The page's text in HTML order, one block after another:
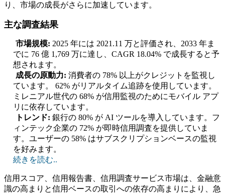
り、市場の成長がさらに加速しています。
主な調査結果
市場規模: 2025 年には 2021.11 万と評価され、2033 年ま
でに 76 億 1,769 万に達し、CAGR 18.04% で成長すると予
想されます。
成長の原動力: 消費者の 78% 以上がクレジットを監視し
ています。 62% がリアルタイム追跡を使用しています。
ミレニアル世代の 68% が信用監視のためにモバイル アプ
リに依存しています。
トレンド: 銀行の 80% が AI ツールを導入しています。フ
ィンテック企業の 72% が即時信用調査を提供していま
す。ユーザーの 58% はサブスクリプションベースの監視
を好みます。
続きを読む..
信用スコア、信用報告書、信用調査サービス市場は、金融意
識の高まりと信用ベースの取引への依存の高まりにより、急